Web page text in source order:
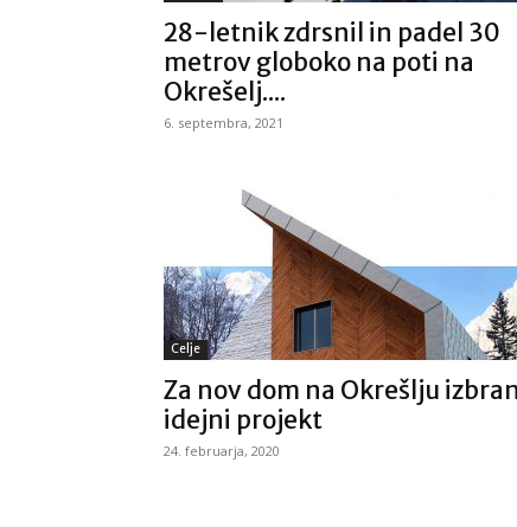
28-letnik zdrsnil in padel 30
metrov globoko na poti na
Okrešelj....
6. septembra, 2021
Celje
Za nov dom na Okrešlju izbran
idejni projekt
24. februarja, 2020